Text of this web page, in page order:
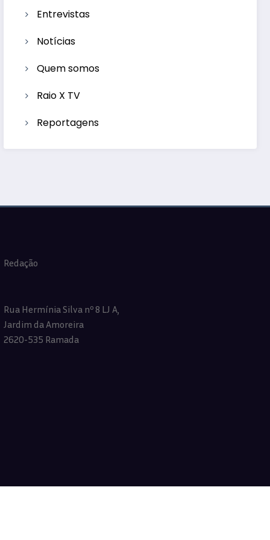
Entrevistas
Notícias
Quem somos
Raio X TV
Reportagens
Redação
Rua Hermínia Silva nº 8 LJ A,
Jardim da Amoreira
2620-535 Ramada